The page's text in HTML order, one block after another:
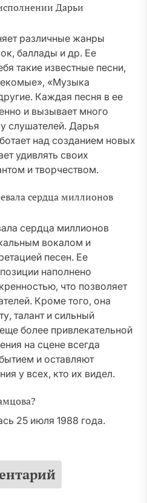
Дарьи
различные жанры
баллады и др. Ее
такие известные песни,
«Музыка
Каждая песня в ее
и вызывает много
слушателей. Дарья
над созданием новых
удивлять своих
и творчеством.
сердца миллионов
сердца миллионов
вокалом и
песен. Ее
наполнено
что позволяет
Кроме того, она
талант и сильный
более привлекательной
на сцене всегда
и оставляют
у всех, кто их видел.
25 июля 1988 года.